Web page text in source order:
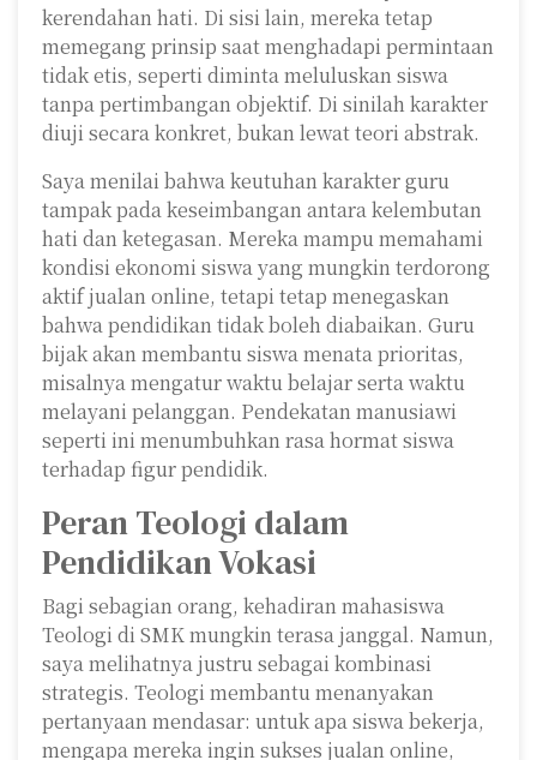
kerendahan hati. Di sisi lain, mereka tetap
memegang prinsip saat menghadapi permintaan
tidak etis, seperti diminta meluluskan siswa
tanpa pertimbangan objektif. Di sinilah karakter
diuji secara konkret, bukan lewat teori abstrak.
Saya menilai bahwa keutuhan karakter guru
tampak pada keseimbangan antara kelembutan
hati dan ketegasan. Mereka mampu memahami
kondisi ekonomi siswa yang mungkin terdorong
aktif jualan online, tetapi tetap menegaskan
bahwa pendidikan tidak boleh diabaikan. Guru
bijak akan membantu siswa menata prioritas,
misalnya mengatur waktu belajar serta waktu
melayani pelanggan. Pendekatan manusiawi
seperti ini menumbuhkan rasa hormat siswa
terhadap figur pendidik.
Peran Teologi dalam
Pendidikan Vokasi
Bagi sebagian orang, kehadiran mahasiswa
Teologi di SMK mungkin terasa janggal. Namun,
saya melihatnya justru sebagai kombinasi
strategis. Teologi membantu menanyakan
pertanyaan mendasar: untuk apa siswa bekerja,
mengapa mereka ingin sukses jualan online,